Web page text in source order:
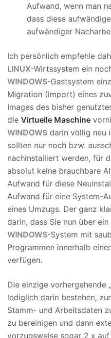
Aufwand, wenn man
dass diese
aufwändiger
Ich persönlich empfehle
LINUX-Wirtssystem ein
WINDOWS-Gastsystem
Migration (Import) eines
Images des bisher
die Virtuelle Maschine
WINDOWS darin völlig neu
sollten nur noch bzw.
nachinstalliert werden, für
absolut keine brauchbare
Aufwand für diese
Aufwand für eine System-
eines Umzugs. Der ganz
darin, dass Sie nun über
WINDOWS-System mit
Programmen innerhalb einer
verfügen.
Die einzige vorhergehende
lediglich darin bestehen,
Stamm- und Arbeitsdaten
zu bereinigen und dann
vorzugsweise sogar 2 x